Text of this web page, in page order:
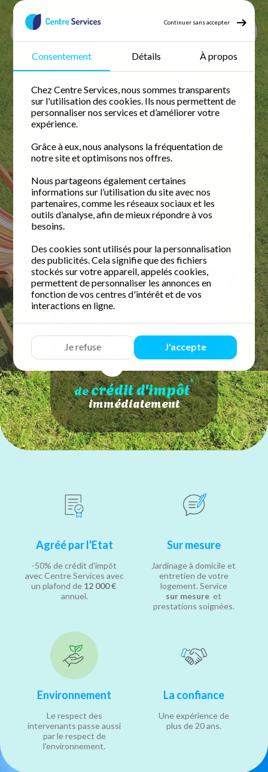
Continuer sans accepter
Consentement Détails À propos
Chez Centre Services, nous sommes transparents
sur l'utilisation des cookies. Ils nous permettent de
personnaliser nos services et d’améliorer votre
expérience.
Grâce à eux, nous analysons la fréquentation de
notre site et optimisons nos offres.
Nous partageons également certaines
informations sur l’utilisation du site avec nos
partenaires, comme les réseaux sociaux et les
outils d’analyse, afin de mieux répondre à vos
besoins.
Des cookies sont utilisés pour la personnalisation
des publicités. Cela signifie que des fichiers
stockés sur votre appareil, appelés cookies,
permettent de personnaliser les annonces en
fonction de vos centres d'intérêt et de vos
interactions en ligne.
Je refuse J'accepte
Jardinage à domicile en
Loire-Atlantique
Retrouvez votre temps libre avec une femme de
ménage fiable et expérimentée. Profitez de
de crédit d'impôt immédiatpour un domicile
impeccable.
Profitez de
50%
decrédit d'impôt*
immédiatement
Agréé par l'Etat
-50% de crédit d'impôt
avec Centre Services avec
un plafond de 12 000 €
annuel.
Sur mesure
Jardinage à domicile et
entretien de votre
logement. Service
sur mesure et
prestations soignées.
Environnement
Le respect des
intervenants passe aussi
par le respect de
l'environnement.
La confiance
Une expérience de
plus de 20 ans.